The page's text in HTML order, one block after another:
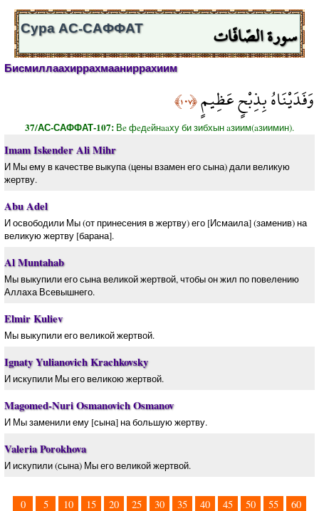
سورة الصّافّات Сура АС-САФФАТ
Бисмиллаахиррахмааниррахиим
وَفَدَيْنَاهُ بِذِبْحٍ عَظِيمٍ﴿١٠٧﴾
37/АС-САФФАТ-107: Вe фeдeйнaaху би зибхын aзиим(aзиимин).
Imam Iskender Ali Mihr
И Мы ему в качестве выкупа (цены взамен его сына) дали великую
жертву.
Abu Adel
И освободили Мы (от принесения в жертву) его [Исмаила] (заменив) на
великую жертву [барана].
Al Muntahab
Мы выкупили его сына великой жертвой, чтобы он жил по повелению
Аллаха Всевышнего.
Elmir Kuliev
Мы выкупили его великой жертвой.
Ignaty Yulianovich Krachkovsky
И искупили Мы его великою жертвой.
Magomed-Nuri Osmanovich Osmanov
И Мы заменили ему [сына] на большую жертву.
Valeria Porokhova
И искупили (сына) Мы его великой жертвой.
0 5 10 15 20 25 30 35 40 45 50 55 60